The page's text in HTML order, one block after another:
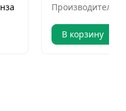
Производитель
В корзину